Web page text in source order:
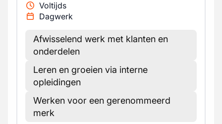
Voltijds
Dagwerk
Afwisselend werk met klanten en
onderdelen
Leren en groeien via interne
opleidingen
Werken voor een gerenommeerd
merk